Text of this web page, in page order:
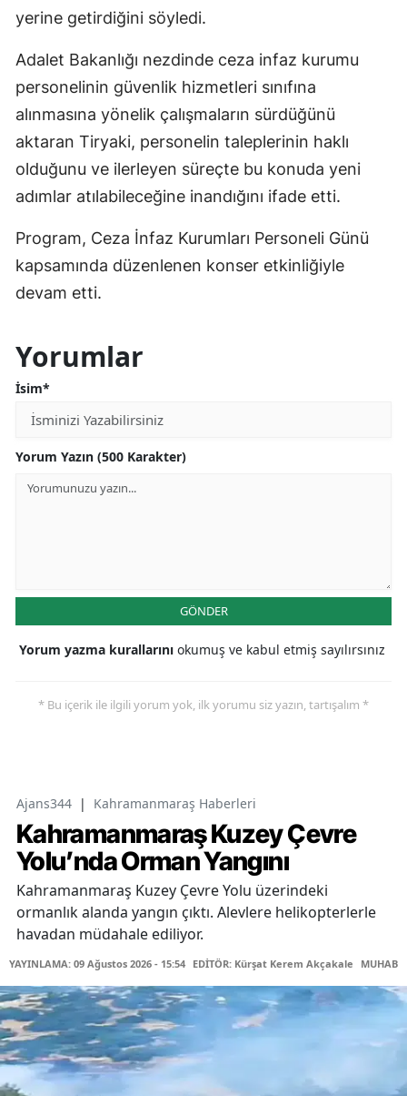
yerine getirdiğini söyledi.
Adalet Bakanlığı nezdinde ceza infaz kurumu
personelinin güvenlik hizmetleri sınıfına
alınmasına yönelik çalışmaların sürdüğünü
aktaran Tiryaki, personelin taleplerinin haklı
olduğunu ve ilerleyen süreçte bu konuda yeni
adımlar atılabileceğine inandığını ifade etti.
Program, Ceza İnfaz Kurumları Personeli Günü
kapsamında düzenlenen konser etkinliğiyle
devam etti.
Yorumlar
İsim*
Yorum Yazın (500 Karakter)
GÖNDER
Yorum yazma kurallarını okumuş ve kabul etmiş sayılırsınız
* Bu içerik ile ilgili yorum yok, ilk yorumu siz yazın, tartışalım *
Ajans344 | Kahramanmaraş Haberleri
Kahramanmaraş Kuzey Çevre
Yolu’nda Orman Yangını
Kahramanmaraş Kuzey Çevre Yolu üzerindeki
ormanlık alanda yangın çıktı. Alevlere helikopterlerle
havadan müdahale ediliyor.
YAYINLAMA: 09 Ağustos 2026 - 15:54 EDİTÖR: Kürşat Kerem Akçakale